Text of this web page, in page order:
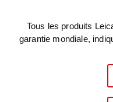
Tous les produits
garantie mondiale,